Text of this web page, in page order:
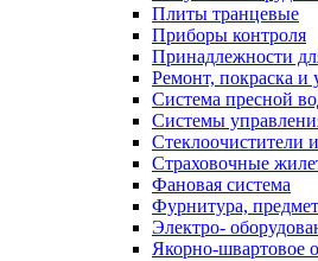
Плиты транцевые
Приборы контроля
Принадлежности
Ремонт, покраска и
Система пресной
Системы
Стеклоочистители
Страховочные
Фановая система
Фурнитура,
Электро-
Якорно-швартовое